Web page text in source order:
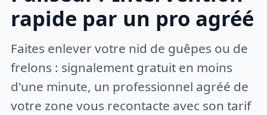
rapide par un pro agréé
Faites enlever votre nid de guêpes ou de
frelons : signalement gratuit en moins
d'une minute, un professionnel agréé de
votre zone vous recontacte avec son tarif